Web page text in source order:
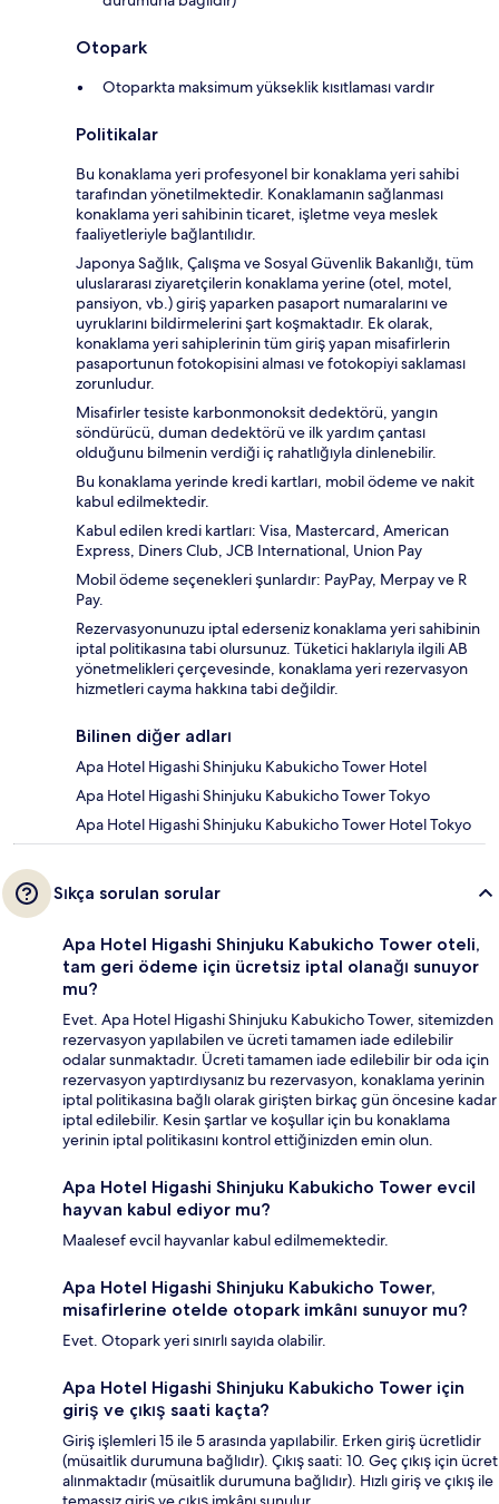
Otopark
Otoparkta maksimum yükseklik kısıtlaması vardır
Politikalar
Bu konaklama yeri profesyonel bir konaklama yeri sahibi
tarafından yönetilmektedir. Konaklamanın sağlanması
konaklama yeri sahibinin ticaret, işletme veya meslek
faaliyetleriyle bağlantılıdır.
Japonya Sağlık, Çalışma ve Sosyal Güvenlik Bakanlığı, tüm
uluslararası ziyaretçilerin konaklama yerine (otel, motel,
pansiyon, vb.) giriş yaparken pasaport numaralarını ve
uyruklarını bildirmelerini şart koşmaktadır. Ek olarak,
konaklama yeri sahiplerinin tüm giriş yapan misafirlerin
pasaportunun fotokopisini alması ve fotokopiyi saklaması
zorunludur.
Misafirler tesiste karbonmonoksit dedektörü, yangın
söndürücü, duman dedektörü ve ilk yardım çantası
olduğunu bilmenin verdiği iç rahatlığıyla dinlenebilir.
Bu konaklama yerinde kredi kartları, mobil ödeme ve nakit
kabul edilmektedir.
Kabul edilen kredi kartları: Visa, Mastercard, American
Express, Diners Club, JCB International, Union Pay
Mobil ödeme seçenekleri şunlardır: PayPay, Merpay ve R
Pay.
Rezervasyonunuzu iptal ederseniz konaklama yeri sahibinin
iptal politikasına tabi olursunuz. Tüketici haklarıyla ilgili AB
yönetmelikleri çerçevesinde, konaklama yeri rezervasyon
hizmetleri cayma hakkına tabi değildir.
Bilinen diğer adları
Apa Hotel Higashi Shinjuku Kabukicho Tower Hotel
Apa Hotel Higashi Shinjuku Kabukicho Tower Tokyo
Apa Hotel Higashi Shinjuku Kabukicho Tower Hotel Tokyo
Sıkça sorulan sorular
Apa Hotel Higashi Shinjuku Kabukicho Tower oteli,
tam geri ödeme için ücretsiz iptal olanağı sunuyor
mu?
Evet. Apa Hotel Higashi Shinjuku Kabukicho Tower, sitemizden
rezervasyon yapılabilen ve ücreti tamamen iade edilebilir
odalar sunmaktadır. Ücreti tamamen iade edilebilir bir oda için
rezervasyon yaptırdıysanız bu rezervasyon, konaklama yerinin
iptal politikasına bağlı olarak girişten birkaç gün öncesine kadar
iptal edilebilir. Kesin şartlar ve koşullar için bu konaklama
yerinin iptal politikasını kontrol ettiğinizden emin olun.
Apa Hotel Higashi Shinjuku Kabukicho Tower evcil
hayvan kabul ediyor mu?
Maalesef evcil hayvanlar kabul edilmemektedir.
Apa Hotel Higashi Shinjuku Kabukicho Tower,
misafirlerine otelde otopark imkânı sunuyor mu?
Evet. Otopark yeri sınırlı sayıda olabilir.
Apa Hotel Higashi Shinjuku Kabukicho Tower için
giriş ve çıkış saati kaçta?
Giriş işlemleri 15 ile 5 arasında yapılabilir. Erken giriş ücretlidir
(müsaitlik durumuna bağlıdır). Çıkış saati: 10. Geç çıkış için ücret
alınmaktadır (müsaitlik durumuna bağlıdır). Hızlı giriş ve çıkış ile